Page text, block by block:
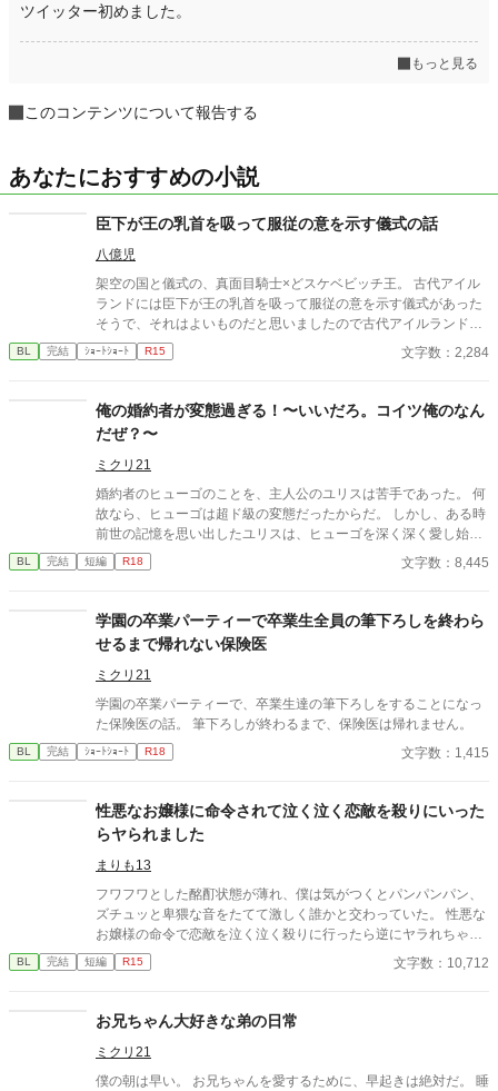
ツイッター初めました。
もっと見る
このコンテンツについて報告する
あなたにおすすめの小説
臣下が王の乳首を吸って服従の意を示す儀式の話
八億児
架空の国と儀式の、真面目騎士×どスケベビッチ王。 古代アイル
ランドには臣下が王の乳首を吸って服従の意を示す儀式があった
そうで、それはよいものだと思いましたので古代アイルランドと
は特に関係なく王の乳首を吸ってもらいました。
BL 完結 ｼｮｰﾄｼｮｰﾄ R15 文字数：2,284
俺の婚約者が変態過ぎる！〜いいだろ。コイツ俺のなん
だぜ？〜
ミクリ21
婚約者のヒューゴのことを、主人公のユリスは苦手であった。 何
故なら、ヒューゴは超ド級の変態だったからだ。 しかし、ある時
前世の記憶を思い出したユリスは、ヒューゴを深く深く愛し始め
る。 何故なら、ユリスは前世で変態大好きな性癖だったか
ら………。
BL 完結 短編 R18 文字数：8,445
学園の卒業パーティーで卒業生全員の筆下ろしを終わら
せるまで帰れない保険医
ミクリ21
学園の卒業パーティーで、卒業生達の筆下ろしをすることになっ
た保険医の話。 筆下ろしが終わるまで、保険医は帰れません。
BL 完結 ｼｮｰﾄｼｮｰﾄ R18 文字数：1,415
性悪なお嬢様に命令されて泣く泣く恋敵を殺りにいった
らヤられました
まりも13
フワフワとした酩酊状態が薄れ、僕は気がつくとパンパンパン、
ズチュッと卑猥な音をたてて激しく誰かと交わっていた。 性悪な
お嬢様の命令で恋敵を泣く泣く殺りに行ったら逆にヤラれちゃっ
た、ちょっとアホな子の話です。 （ムーンライトノベルにも掲載
しています）
BL 完結 短編 R15 文字数：10,712
お兄ちゃん大好きな弟の日常
ミクリ21
僕の朝は早い。 お兄ちゃんを愛するために、早起きは絶対だ。 睡